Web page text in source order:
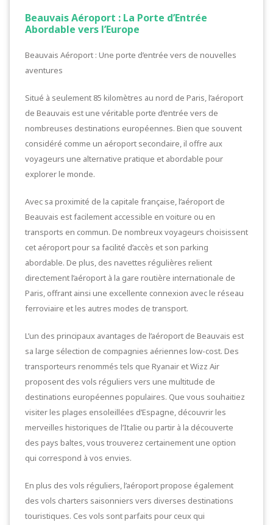
Beauvais Aéroport : La Porte d’Entrée
Abordable vers l’Europe
Beauvais Aéroport : Une porte d’entrée vers de nouvelles
aventures
Situé à seulement 85 kilomètres au nord de Paris, l’aéroport
de Beauvais est une véritable porte d’entrée vers de
nombreuses destinations européennes. Bien que souvent
considéré comme un aéroport secondaire, il offre aux
voyageurs une alternative pratique et abordable pour
explorer le monde.
Avec sa proximité de la capitale française, l’aéroport de
Beauvais est facilement accessible en voiture ou en
transports en commun. De nombreux voyageurs choisissent
cet aéroport pour sa facilité d’accès et son parking
abordable. De plus, des navettes régulières relient
directement l’aéroport à la gare routière internationale de
Paris, offrant ainsi une excellente connexion avec le réseau
ferroviaire et les autres modes de transport.
L’un des principaux avantages de l’aéroport de Beauvais est
sa large sélection de compagnies aériennes low-cost. Des
transporteurs renommés tels que Ryanair et Wizz Air
proposent des vols réguliers vers une multitude de
destinations européennes populaires. Que vous souhaitiez
visiter les plages ensoleillées d’Espagne, découvrir les
merveilles historiques de l’Italie ou partir à la découverte
des pays baltes, vous trouverez certainement une option
qui correspond à vos envies.
En plus des vols réguliers, l’aéroport propose également
des vols charters saisonniers vers diverses destinations
touristiques. Ces vols sont parfaits pour ceux qui